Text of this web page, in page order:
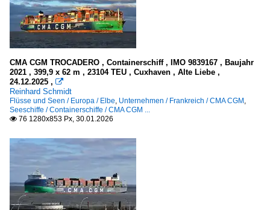
CMA CGM TROCADERO , Containerschiff , IMO 9839167 , Baujahr
2021 , 399,9 x 62 m , 23104 TEU , Cuxhaven , Alte Liebe ,
24.12.2025 , 
Reinhard Schmidt
Flüsse und Seen / Europa / Elbe, Unternehmen / Frankreich / CMA CGM ,
Seeschiffe / Containerschiffe / CMA CGM ...
 76 1280x853 Px, 30.01.2026